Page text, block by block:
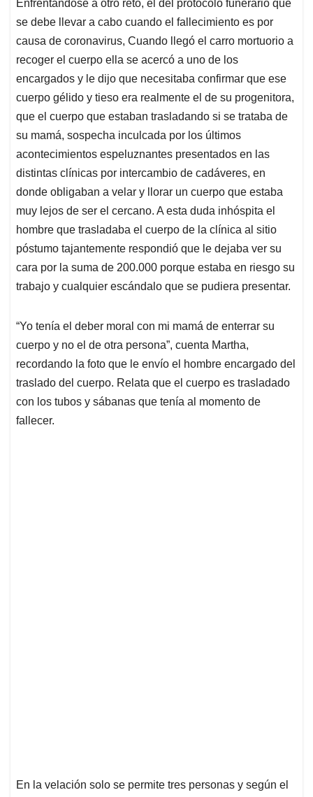
Enfrentándose a otro reto, el del protocolo funerario que
se debe llevar a cabo cuando el fallecimiento es por
causa de coronavirus, Cuando llegó el carro mortuorio a
recoger el cuerpo ella se acercó a uno de los
encargados y le dijo que necesitaba confirmar que ese
cuerpo gélido y tieso era realmente el de su progenitora,
que el cuerpo que estaban trasladando si se trataba de
su mamá, sospecha inculcada por los últimos
acontecimientos espeluznantes presentados en las
distintas clínicas por intercambio de cadáveres, en
donde obligaban a velar y llorar un cuerpo que estaba
muy lejos de ser el cercano. A esta duda inhóspita el
hombre que trasladaba el cuerpo de la clínica al sitio
póstumo tajantemente respondió que le dejaba ver su
cara por la suma de 200.000 porque estaba en riesgo su
trabajo y cualquier escándalo que se pudiera presentar.
“Yo tenía el deber moral con mi mamá de enterrar su
cuerpo y no el de otra persona”, cuenta Martha,
recordando la foto que le envío el hombre encargado del
traslado del cuerpo. Relata que el cuerpo es trasladado
con los tubos y sábanas que tenía al momento de
fallecer.
En la velación solo se permite tres personas y según el